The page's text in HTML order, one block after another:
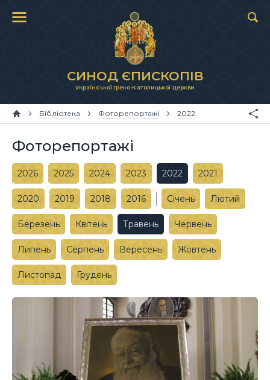
СИНОД ЄПИСКОПІВ
Української Греко-Католицької Церкви
Бібліотека Фоторепортажі 2022
Фоторепортажі
2026 2025 2024 2023 2022 2021
2020 2019 2018 2016 Січень Лютий
Березень Квітень Травень Червень
Липень Серпень Вересень Жовтень
Листопад Грудень